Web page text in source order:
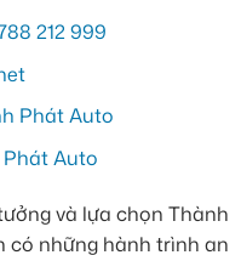
212 999
Phát Auto
Phát Auto
và lựa chọn Thành
có những hành trình an